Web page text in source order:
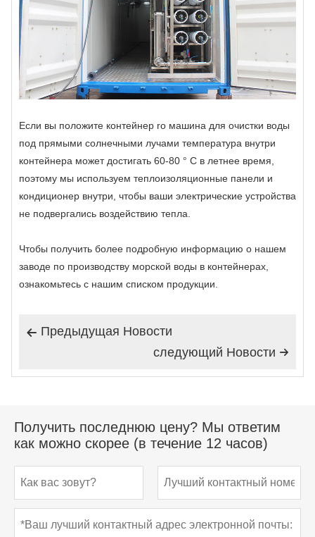
Если вы положите контейнер ro машина для очистки воды
под прямыми солнечными лучами температура внутри
контейнера может достигать 60-80 ° C в летнее время,
поэтому мы используем теплоизоляционные панели и
кондиционер внутри, чтобы ваши электрические устройства
не подвергались воздействию тепла.
Чтобы получить более подробную информацию о нашем
заводе по производству морской воды в контейнерах,
ознакомьтесь с нашим списком продукции.
 Предыдущая Hовости

следующий Hовости
Получить последнюю цену? Мы ответим
как можно скорее (в течение 12 часов)